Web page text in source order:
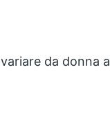
da donna a